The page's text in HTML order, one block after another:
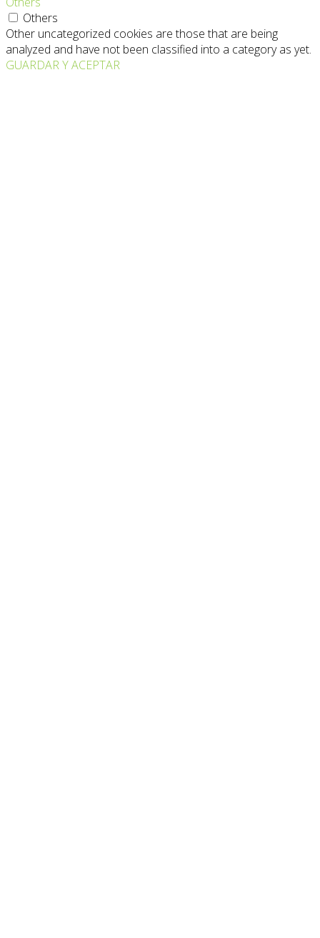
Others
Other uncategorized cookies are those that are being
analyzed and have not been classified into a category as yet.
GUARDAR Y ACEPTAR